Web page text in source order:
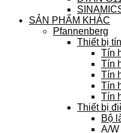
SẢN PHẨM KHÁC
Pfannenberg
Thiết bị
Tín
Tín
Tín
Tín
Tín
Thiết bị
Bộ
A/